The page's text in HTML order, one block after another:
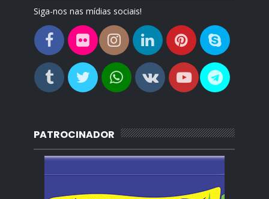
Siga-nos nas mídias sociais!
PATROCINADOR